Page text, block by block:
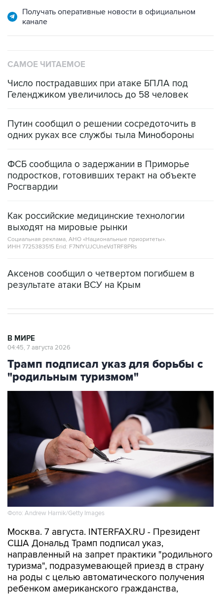
Число пострадавших при атаке БПЛА под
Путин сообщил о решении сосредоточить в
ФСБ сообщила о задержании в Приморье
Росгвардии
Как российские медицинские технологии
Социальная реклама, АНО «Национальные приоритеты».
ИНН 7725383515 Erid: F7NfYUJCUneVdTRF8PRs
Трамп подписал указ для борьбы с
"родильным туризмом"
Фото: Andrew Harnik/Getty Images
Москва. 7 августа. INTERFAX.RU - Президент
направленный на запрет практики "родильного
туризма", подразумевающей приезд в страну
на роды с целью автоматического получения
ребенком американского гражданства,
сообщаетсяна сайте Белого дома.